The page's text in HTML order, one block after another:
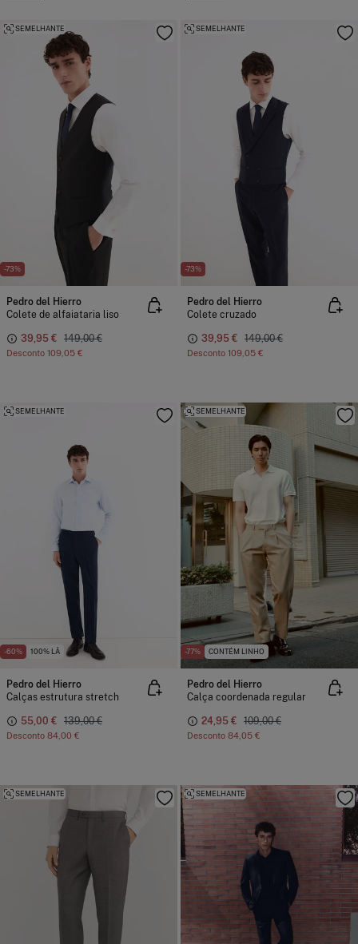
-73%
SEMELHANTE
Pedro del Hierro
Colete de alfaiataria liso
39,95 € 149,00 €
Desconto 109,05 €
-73%
SEMELHANTE
Pedro del Hierro
Colete cruzado
39,95 € 149,00 €
Desconto 109,05 €
-60% 100% LÃ
SEMELHANTE
Pedro del Hierro
Calças estrutura stretch
55,00 € 139,00 €
Desconto 84,00 €
-77% CONTÉM LINHO
SEMELHANTE
Pedro del Hierro
Calça coordenada regular
24,95 € 109,00 €
Desconto 84,05 €
SEMELHANTE SEMELHANTE